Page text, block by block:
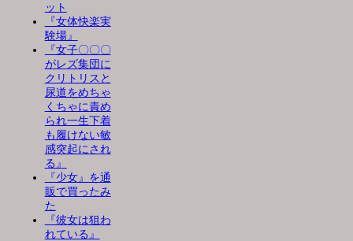
ット
『女体快楽実
験場』
『女子〇〇〇
がレズ集団に
クリトリスと
尿道をめちゃ
くちゃに責め
られ一生下着
も履けない敏
感突起にされ
る』
『少女』を通
販で買ったみ
た
『彼女は狙わ
れている』